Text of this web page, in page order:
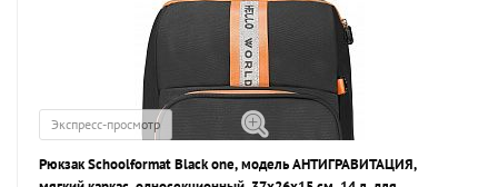
Экспресс-просмотр
Рюкзак Schoolformat Black one, модель АНТИГРАВИТАЦИЯ,